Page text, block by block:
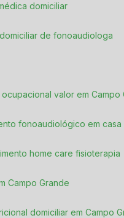
domiciliar
domiciliar de fonoaudiologa
ocupacional valor em Campo
fonoaudiológico em casa
home care fisioterapia
Campo Grande
domiciliar em Campo